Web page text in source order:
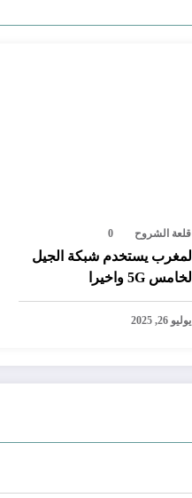
قلعة الشروح 0
المغرب يستخدم شبكة الجيل
الخامس 5G واخيرا
يوليو 26, 2025